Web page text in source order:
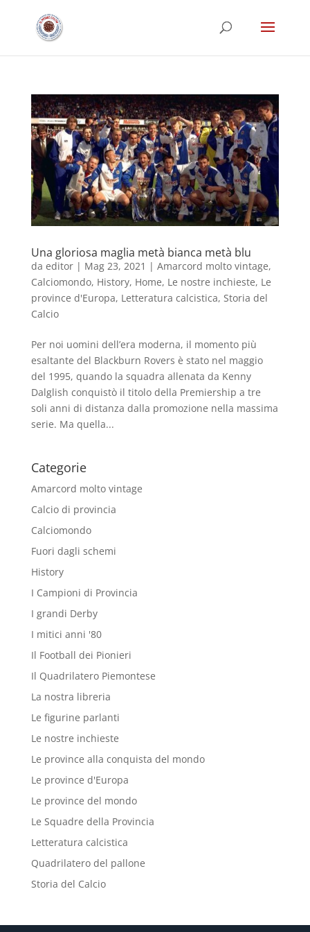
Una gloriosa maglia metà bianca metà blu
da editor| Mag 23, 2021 | Amarcord molto vintage,
Calciomondo, History, Home, Le nostre inchieste, Le
province d'Europa, Letteratura calcistica, Storia del
Calcio
Per noi uomini dell’era moderna, il momento più
esaltante del Blackburn Rovers è stato nel maggio
del 1995, quando la squadra allenata da Kenny
Dalglish conquistò il titolo della Premiership a tre
soli anni di distanza dalla promozione nella massima
serie. Ma quella...
Categorie
Amarcord molto vintage
Calcio di provincia
Calciomondo
Fuori dagli schemi
History
I Campioni di Provincia
I grandi Derby
I mitici anni '80
Il Football dei Pionieri
Il Quadrilatero Piemontese
La nostra libreria
Le figurine parlanti
Le nostre inchieste
Le province alla conquista del mondo
Le province d'Europa
Le province del mondo
Le Squadre della Provincia
Letteratura calcistica
Quadrilatero del pallone
Storia del Calcio